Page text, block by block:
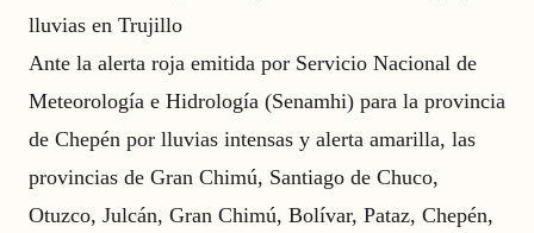
lluvias en Trujillo
Ante la alerta roja emitida por Servicio Nacional de
Meteorología e Hidrología (Senamhi) para la provincia
de Chepén por lluvias intensas y alerta amarilla, las
provincias de Gran Chimú, Santiago de Chuco,
Otuzco, Julcán, Gran Chimú, Bolívar, Pataz, Chepén,